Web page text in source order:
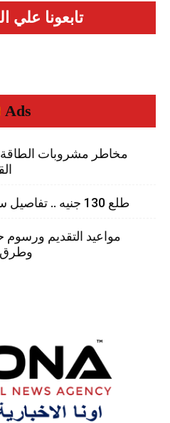
تابعونا علي
Ads
مخاطر مشروبات
طلع 130 جنيه .. تفاصيل سعر الذهب في الصاغة الآن
وطرق